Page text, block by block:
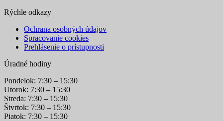
Rýchle odkazy
Ochrana osobných údajov
Spracovanie cookies
Prehlásenie o prístupnosti
Úradné hodiny
Pondelok: 7:30 – 15:30
Utorok: 7:30 – 15:30
Streda: 7:30 – 15:30
Štvrtok: 7:30 – 15:30
Piatok: 7:30 – 15:30